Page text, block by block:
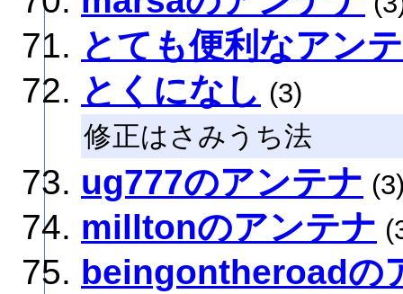
とても便利なアン
とくになし (3)
修正はさみうち法
ug777のアンテナ
milltonのアンテナ
beingontheroadの